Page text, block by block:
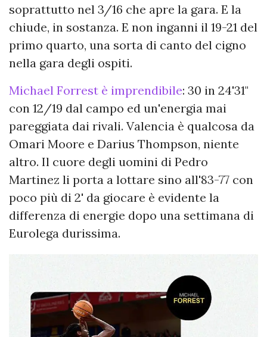
soprattutto nel 3/16 che apre la gara. E la
chiude, in sostanza. E non inganni il 19-21 del
primo quarto, una sorta di canto del cigno
nella gara degli ospiti.
Michael Forrest è imprendibile: 30 in 24'31"
con 12/19 dal campo ed un'energia mai
pareggiata dai rivali. Valencia è qualcosa da
Omari Moore e Darius Thompson, niente
altro. Il cuore degli uomini di Pedro
Martinez li porta a lottare sino all'83-77 con
poco più di 2' da giocare è evidente la
differenza di energie dopo una settimana di
Eurolega durissima.